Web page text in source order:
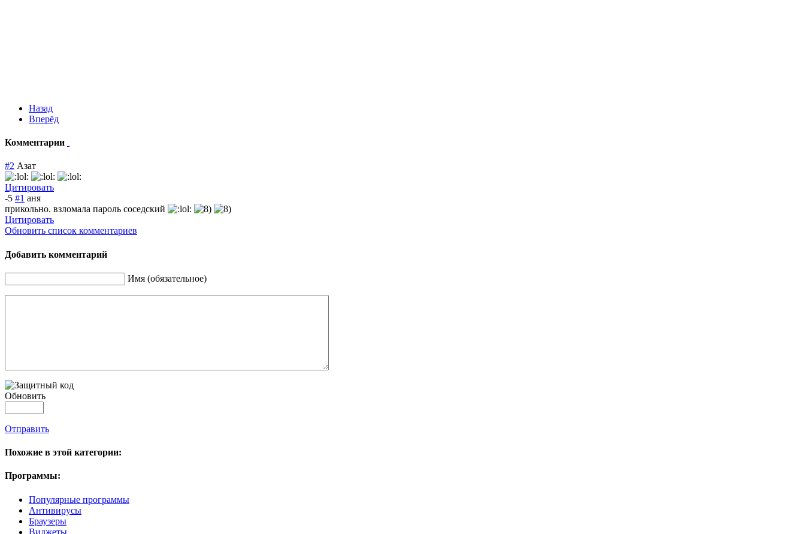
Назад
Вперёд
Комментарии
#2 Азат
Цитировать
-5 #1 аня
прикольно. взломала пароль соседский
Цитировать
Обновить список комментариев
Добавить комментарий
Имя (обязательное)
Обновить
Отправить
Похожие в этой категории:
Программы:
Популярные программы
Антивирусы
Браузеры
Виджеты